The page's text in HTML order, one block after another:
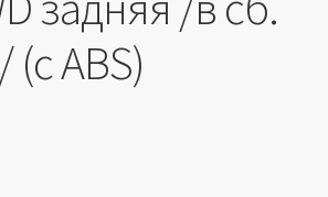
ABS)